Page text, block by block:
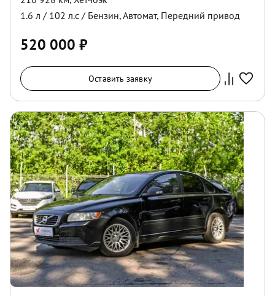
1.6 л / 102 л.с / Бензин,Автомат, Передний привод
520 000 ₽
Оставить заявку